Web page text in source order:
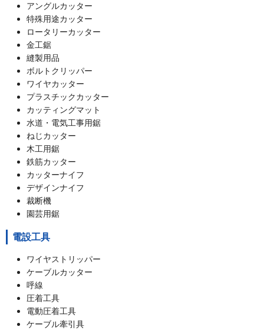
アングルカッター
特殊用途カッター
ロータリーカッター
金工鋸
縫製用品
ボルトクリッパー
ワイヤカッター
プラスチックカッター
カッティングマット
水道・電気工事用鋸
ねじカッター
木工用鋸
鉄筋カッター
カッターナイフ
デザインナイフ
裁断機
園芸用鋸
電設工具
ワイヤストリッパー
ケーブルカッター
呼線
圧着工具
電動圧着工具
ケーブル牽引具